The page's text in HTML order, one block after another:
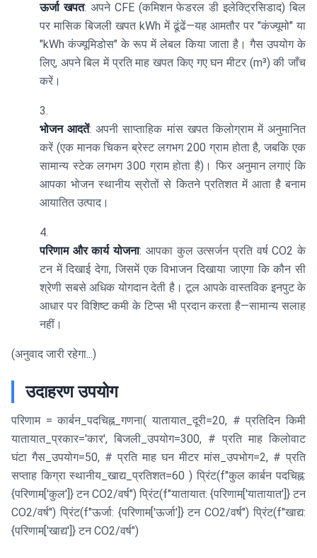
ऊर्जा खपत: अपने CFE (कमिशन फेडरल डी इलेक्ट्रिसिडाद) बिल
पर मासिक बिजली खपत kWh में ढूंढें—यह आमतौर पर "कंज्यूमो" या
"kWh कंज्यूमिडोस" के रूप में लेबल किया जाता है। गैस उपयोग के
लिए, अपने बिल में प्रति माह खपत किए गए घन मीटर (m³) की जाँच
करें।
भोजन आदतें: अपनी साप्ताहिक मांस खपत किलोग्राम में अनुमानित
करें (एक मानक चिकन ब्रेस्ट लगभग 200 ग्राम होता है, जबकि एक
सामान्य स्टेक लगभग 300 ग्राम होता है)। फिर अनुमान लगाएं कि
आपका भोजन स्थानीय स्रोतों से कितने प्रतिशत में आता है बनाम
आयातित उत्पाद।
परिणाम और कार्य योजना: आपका कुल उत्सर्जन प्रति वर्ष CO2 के
टन में दिखाई देगा, जिसमें एक विभाजन दिखाया जाएगा कि कौन सी
श्रेणी सबसे अधिक योगदान देती है। टूल आपके वास्तविक इनपुट के
आधार पर विशिष्ट कमी के टिप्स भी प्रदान करता है—सामान्य सलाह
नहीं।
(अनुवाद जारी रहेगा...)
उदाहरण उपयोग
परिणाम = कार्बन_पदचिह्न_गणना( यातायात_दूरी=20, # प्रतिदिन किमी
यातायात_प्रकार='कार', बिजली_उपयोग=300, # प्रति माह किलोवाट
घंटा गैस_उपयोग=50, # प्रति माह घन मीटर मांस_उपभोग=2, # प्रति
सप्ताह किग्रा स्थानीय_खाद्य_प्रतिशत=60 ) प्रिंट(f"कुल कार्बन पदचिह्न:
{परिणाम['कुल']} टन CO2/वर्ष") प्रिंट(f"यातायात: {परिणाम['यातायात']} टन
CO2/वर्ष") प्रिंट(f"ऊर्जा: {परिणाम['ऊर्जा']} टन CO2/वर्ष") प्रिंट(f"खाद्य:
{परिणाम['खाद्य']} टन CO2/वर्ष")